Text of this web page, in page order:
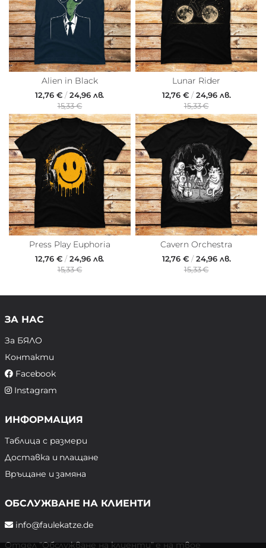
Alien in Black
12,76 € /24,96 лв.
15,33 €
Lunar Rider
12,76 €/24,96 лв.
15,33 €
Press Play Euphoria
12,76 € /24,96 лв.
15,33 €
Cavern Orchestra
12,76 €/24,96 лв.
15,33 €
ЗА НАС
За БЯЛО
Контакти
Facebook
Instagram
ИНФОРМАЦИЯ
Таблица с размери
Доставка и плащане
Връщане и замяна
ОБСЛУЖВАНЕ НА КЛИЕНТИ
info@faulekatze.de
Отдел "Обслужване на клиенти" е на твое